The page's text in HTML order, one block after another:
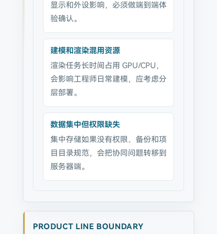
显示和外设影响，必须做端到端体
验确认。
建模和渲染混用资源
渲染任务长时间占用 GPU/CPU，
会影响工程师日常建模，应考虑分
层部署。
数据集中但权限缺失
集中存储如果没有权限、备份和项
目目录规范，会把协同问题转移到
服务器端。
PRODUCT LINE BOUNDARY